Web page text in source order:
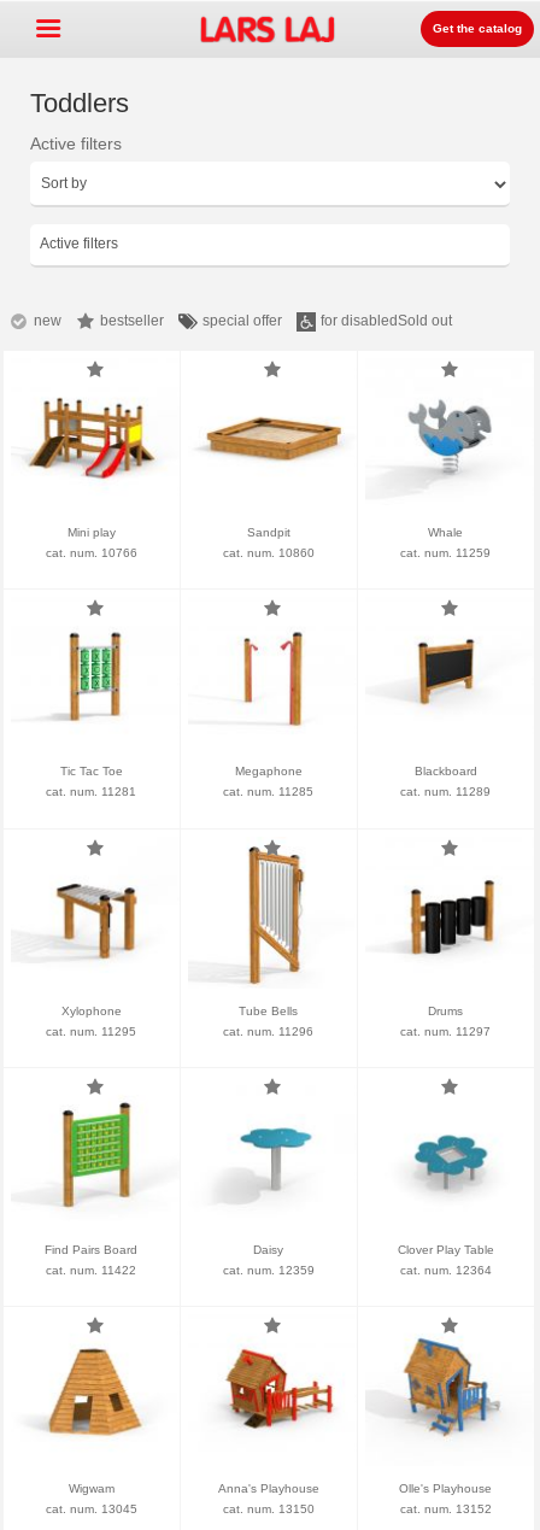
운동장 장비
Surface +
라스라즈 놀이터 안내 +
문의안내
카달로그 주문
Lars Laj on Facebook
Get the catalog
Toddlers
Active filters
Active filters
new bestseller special offer for disabledSold out
Mini play
cat. num. 10766
Sandpit
cat. num. 10860
Whale
cat. num. 11259
Tic Tac Toe
cat. num. 11281
Megaphone
cat. num. 11285
Blackboard
cat. num. 11289
Xylophone
cat. num. 11295
Tube Bells
cat. num. 11296
Drums
cat. num. 11297
Find Pairs Board
cat. num. 11422
Daisy
cat. num. 12359
Clover Play Table
cat. num. 12364
Wigwam
cat. num. 13045
Anna's Playhouse
cat. num. 13150
Olle's Playhouse
cat. num. 13152